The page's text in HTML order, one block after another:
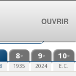
8e
1935
9e
2024
10e
E.C.
OUVRIR